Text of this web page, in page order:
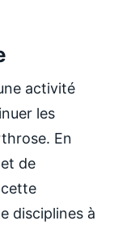
activité
les
En
de
disciplines à